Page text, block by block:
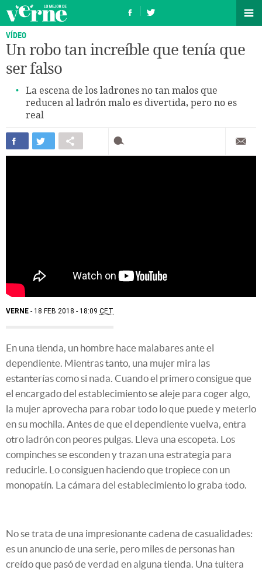
VÍDEO
Un robo tan increíble que tenía que
ser falso
La escena de los ladrones no tan malos que
reducen al ladrón malo es divertida, pero no es
real
VERNE 18 FEB 2018 - 18:09 CET
En una tienda, un hombre hace malabares ante el
dependiente. Mientras tanto, una mujer mira las
estanterías como si nada. Cuando el primero consigue que
el encargado del establecimiento se aleje para coger algo,
la mujer aprovecha para robar todo lo que puede y meterlo
en su mochila. Antes de que el dependiente vuelva, entra
otro ladrón con peores pulgas. Lleva una escopeta. Los
compinches se esconden y trazan una estrategia para
reducirle. Lo consiguen haciendo que tropiece con un
monopatín. La cámara del establecimiento lo graba todo.
No se trata de una impresionante cadena de casualidades:
es un anuncio de una serie, pero miles de personas han
creído que pasó de verdad en alguna tienda. Una tuitera